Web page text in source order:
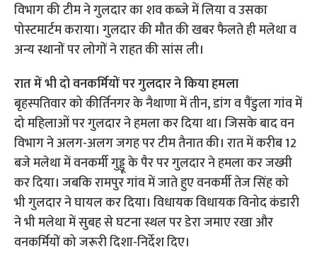
विभाग की टीम ने गुलदार का शव कब्जे में लिया व उसका
पोस्टमार्टम कराया। गुलदार की मौत की खबर फैलते ही मलेथा व
अन्य स्थानों पर लोगों ने राहत की सांस ली।
रात में भी दो वनकर्मियों पर गुलदार ने किया हमला
बृहस्पतिवार को कीर्तिनगर के नैथाणा में तीन, डांग व पैंडुला गांव में
दो महिलाओं पर गुलदार ने हमला कर दिया था। जिसके बाद वन
विभाग ने अलग-अलग जगह पर टीम तैनात की। रात में करीब 12
बजे मलेथा में वनकर्मी गुड्डू के पैर पर गुलदार ने हमला कर जख्मी
कर दिया। जबकि रामपुर गांव में जाते हुए वनकर्मी तेज सिंह को
भी गुलदार ने घायल कर दिया। विधायक विधायक विनोद कंडारी
ने भी मलेथा में सुबह से घटना स्थल पर डेरा जमाए रखा और
वनकर्मियों को जरूरी दिशा-निर्देश दिए।